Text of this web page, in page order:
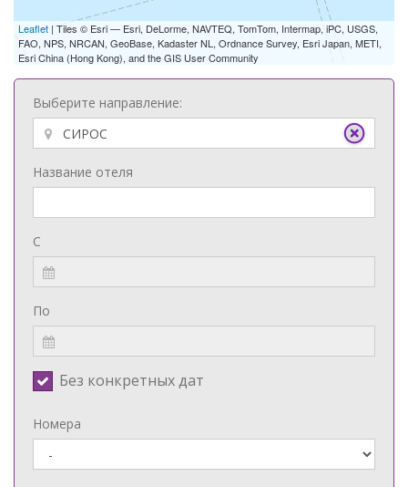
Leaflet | Tiles © Esri — Esri, DeLorme, NAVTEQ, TomTom, Intermap, iPC, USGS,
FAO, NPS, NRCAN, GeoBase, Kadaster NL, Ordnance Survey, Esri Japan, METI,
Esri China (Hong Kong), and the GIS User Community
Выберите направление:
Название отеля
С
По
Без конкретных дат
Номера